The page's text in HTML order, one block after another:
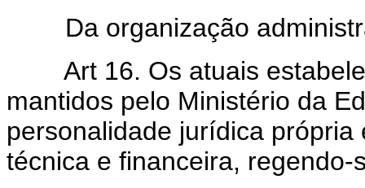
Da organização
Art 16. Os atuais
mantidos pelo Ministério da
personalidade jurídica
técnica e financeira,